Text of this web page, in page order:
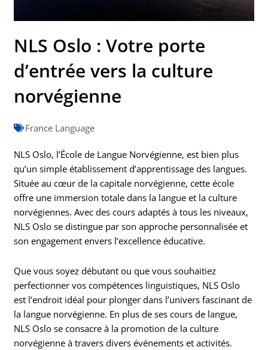
NLS Oslo : Votre porte
d’entrée vers la culture
norvégienne
France Language
NLS Oslo, l’École de Langue Norvégienne, est bien plus
qu’un simple établissement d’apprentissage des langues.
Située au cœur de la capitale norvégienne, cette école
offre une immersion totale dans la langue et la culture
norvégiennes. Avec des cours adaptés à tous les niveaux,
NLS Oslo se distingue par son approche personnalisée et
son engagement envers l’excellence éducative.
Que vous soyez débutant ou que vous souhaitiez
perfectionner vos compétences linguistiques, NLS Oslo
est l’endroit idéal pour plonger dans l’univers fascinant de
la langue norvégienne. En plus de ses cours de langue,
NLS Oslo se consacre à la promotion de la culture
norvégienne à travers divers événements et activités.